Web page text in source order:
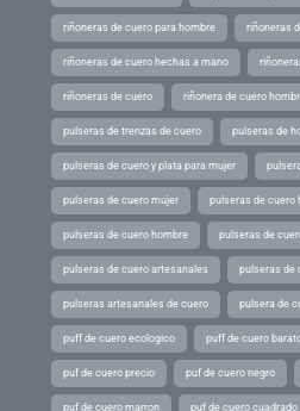
riñoneras de cuero para hombre riñoneras
riñoneras de cuero hechas a mano
riñoneras de cuero riñonera de cuero
pulseras de trenzas de cuero pulseras de
pulseras de cuero y plata para mujer
pulseras de cuero mujer pulseras de cuero
pulseras de cuero hombre pulseras de
pulseras de cuero artesanales pulseras de
pulseras artesanales de cuero pulsera de
puff de cuero ecologico puff de cuero
puf de cuero precio puf de cuero negro
puf de cuero marron puf de cuero cuadrado